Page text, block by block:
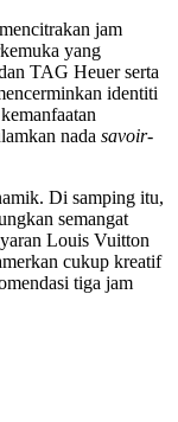
jam
yang
TAG Heuer serta
identiti
nada savoir-
Di samping itu,
semangat
Louis Vuitton
cukup kreatif
tiga jam